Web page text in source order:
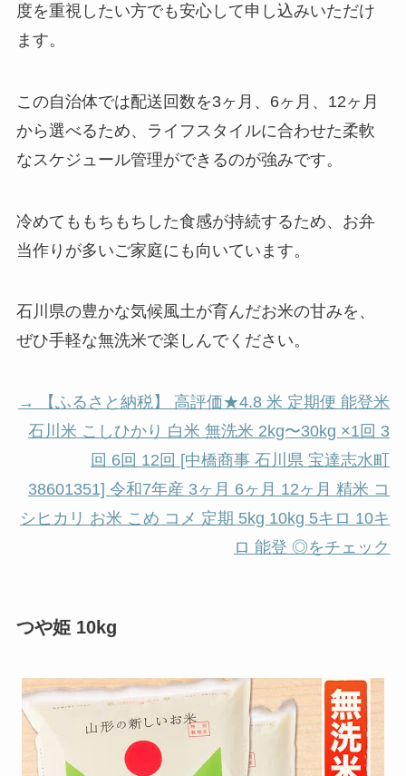
度を重視したい方でも安心して申し込みいただけ
ます。
この自治体では配送回数を3ヶ月、6ヶ月、12ヶ月
から選べるため、ライフスタイルに合わせた柔軟
なスケジュール管理ができるのが強みです。
冷めてももちもちした食感が持続するため、お弁
当作りが多いご家庭にも向いています。
石川県の豊かな気候風土が育んだお米の甘みを、
ぜひ手軽な無洗米で楽しんでください。
→ 【ふるさと納税】 高評価★4.8 米 定期便 能登米
石川米 こしひかり 白米 無洗米 2kg〜30kg ×1回 3
回 6回 12回 [中橋商事 石川県 宝達志水町
38601351] 令和7年産 3ヶ月 6ヶ月 12ヶ月 精米 コ
シヒカリ お米 こめ コメ 定期 5kg 10kg 5キロ 10キ
ロ 能登 ◎をチェック
つや姫 10kg